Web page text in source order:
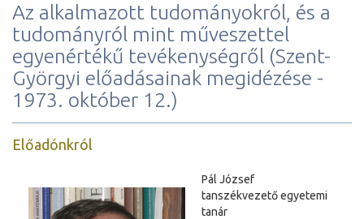
Az alkalmazott tudományokról, és a
tudományról mint műveszettel
egyenértékű tevékenységről (Szent-
Györgyi előadásainak megidézése -
1973. október 12.)
Előadónkról
Pál József
tanszékvezető egyetemi
tanár